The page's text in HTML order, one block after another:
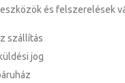
és felszerelések
szállítás
jog